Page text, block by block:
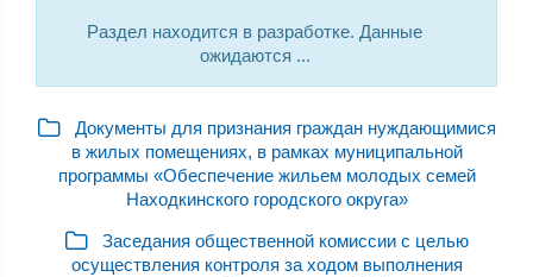
Раздел находится в разработке. Данные
ожидаются ...
Документы для признания граждан нуждающимися
в жилых помещениях, в рамках муниципальной
программы «Обеспечение жильем молодых семей
Находкинского городского округа»
Заседания общественной комиссии с целью
осуществления контроля за ходом выполнения